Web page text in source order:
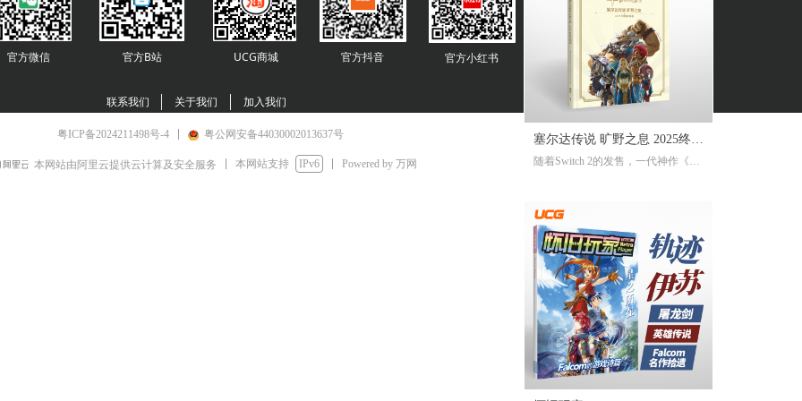
塞尔达传说 旷野之息 2025终极
攻略本
随着Switch 2的发售，一代神作《旷
受好评的完全攻略本基础上，增加
了16页全新内容，总页数达到了316
页。新增内容包括NS2版详解、ZEL
DA NOTES指南，以及新增的125个
塞尔达声之记忆的收集地图及其内
容！
官方B站
官方微信
联系我们 关于我们 加入我们
UCG商城 官方抖音 官方小红书
粤ICP备2024211498号-4 粤公网安备44030002013637号
本网站由阿里云提供云计算及安全服务 本网站支持 IPv6 Powered by 万网